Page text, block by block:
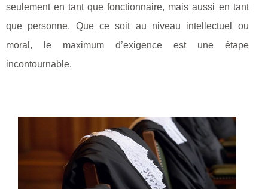
seulement en tant que fonctionnaire, mais aussi en tant
que personne. Que ce soit au niveau intellectuel ou
moral, le maximum d’exigence est une étape
incontournable.